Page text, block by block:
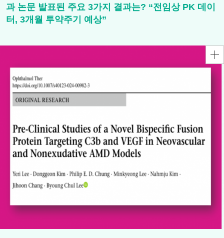
과 논문 발표된 주요 3가지 결과는? “전임상 PK 데이
터, 3개월 투약주기 예상”